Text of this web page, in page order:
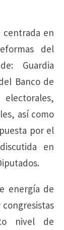
centrada en
del
Guardia
Banco de
así como
por el
en
energía de
congresistas
nivel de